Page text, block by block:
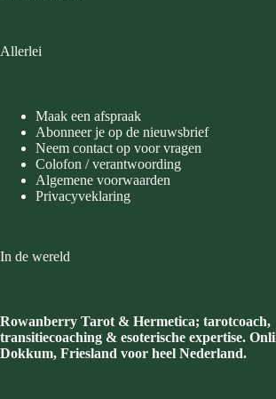
Allerlei
Maak een afspraak
Abonneer je op de nieuwsbrief
Neem contact op voor vragen
Colofon / verantwoording
Algemene voorwaarden
Privacyveklaring
In de wereld
Rowanberry Tarot & Hermetica; tarotcoach,
transitiecoaching & esoterische expertise.
Dokkum, Friesland voor heel Nederland.